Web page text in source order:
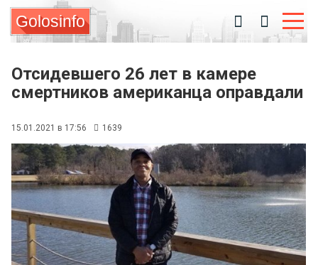
Golosinfo
Отсидевшего 26 лет в камере
смертников американца оправдали
15.01.2021 в 17:56 1639